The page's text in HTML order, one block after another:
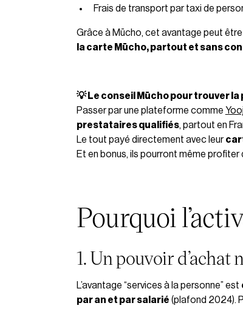
Frais de transport par taxi de
Grâce à Mūcho, cet avantage peut
la carte Mūcho, partout et sans
💡 Le conseil Mūcho pour trouver
Passer par une plateforme comme
prestataires qualifiés, partout en
Le tout payé directement avec leur
Et en bonus, ils pourront même profiter
Pourquoi
1. Un pouvoir d’achat
L’avantage “services à la personne” est
par an et par salarié (plafond 2024).